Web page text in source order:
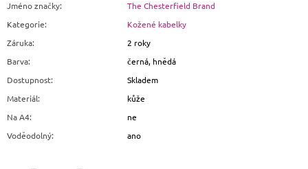
Jméno značky:
The Chesterfield Brand
Kategorie:
Kožené kabelky
Záruka:
2 roky
Barva:
černá, hnědá
Dostupnost:
Skladem
Materiál:
kůže
Na A4:
ne
Voděodolný: ano